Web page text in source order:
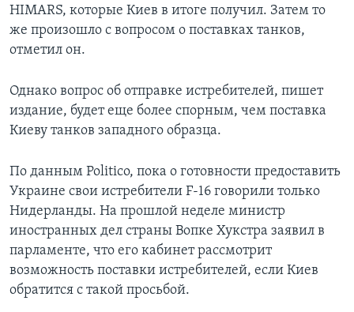
HIMARS, которые Киев в итоге получил. Затем то
же произошло с вопросом о поставках танков,
отметил он.
Однако вопрос об отправке истребителей, пишет
издание, будет еще более спорным, чем поставка
Киеву танков западного образца.
По данным Politico, пока о готовности предоставить
Украине свои истребители F-16 говорили только
Нидерланды. На прошлой неделе министр
иностранных дел страны Вопке Хукстра заявил в
парламенте, что его кабинет рассмотрит
возможность поставки истребителей, если Киев
обратится с такой просьбой.